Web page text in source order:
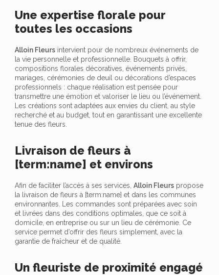
Une expertise florale pour
toutes les occasions
Alloin Fleurs intervient pour de nombreux événements de
la vie personnelle et professionnelle. Bouquets à offrir,
compositions florales décoratives, événements privés,
mariages, cérémonies de deuil ou décorations d’espaces
professionnels : chaque réalisation est pensée pour
transmettre une émotion et valoriser le lieu ou l’événement.
Les créations sont adaptées aux envies du client, au style
recherché et au budget, tout en garantissant une excellente
tenue des fleurs.
Livraison de fleurs à
[term:name] et environs
Afin de faciliter l’accès à ses services, Alloin Fleurs propose
la livraison de fleurs à [term:name] et dans les communes
environnantes. Les commandes sont préparées avec soin
et livrées dans des conditions optimales, que ce soit à
domicile, en entreprise ou sur un lieu de cérémonie. Ce
service permet d’offrir des fleurs simplement, avec la
garantie de fraîcheur et de qualité.
Un fleuriste de proximité engagé